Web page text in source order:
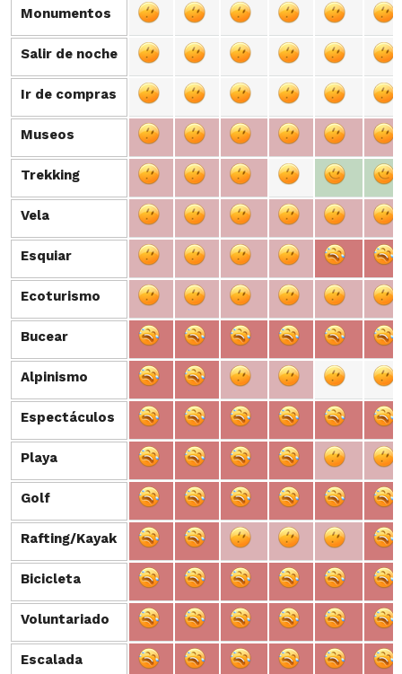
Monumentos
Salir de noche
Ir de compras
Museos
Trekking
Vela
Esquiar
Ecoturismo
Bucear
Alpinismo
Espectáculos
Playa
Golf
Rafting/Kayak
Bicicleta
Voluntariado
Escalada
Monumentos
Salir de noche
Ir de compras
Museos
Trekking
Vela
Esquiar
Ecoturismo
Bucear
Alpinismo
Espectáculos
Playa
Golf
Rafting/Kayak
Bicicleta
Voluntariado
Escalada